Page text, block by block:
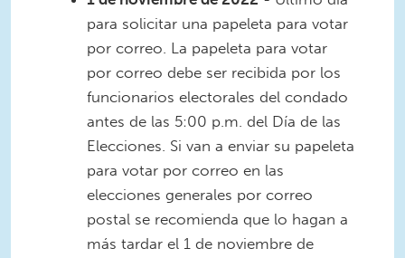
para solicitar una papeleta para votar
por correo. La papeleta para votar
por correo debe ser recibida por los
funcionarios electorales del condado
antes de las 5:00 p.m. del Día de las
Elecciones. Si van a enviar su papeleta
para votar por correo en las
elecciones generales por correo
postal se recomienda que lo hagan a
más tardar el 1 de noviembre de